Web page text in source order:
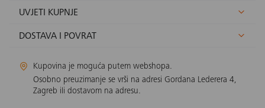
UVJETI KUPNJE
DOSTAVA I POVRAT
Kupovina je moguća putem webshopa.
Osobno preuzimanje se vrši na adresi Gordana Lederera 4,
Zagreb ili dostavom na adresu.